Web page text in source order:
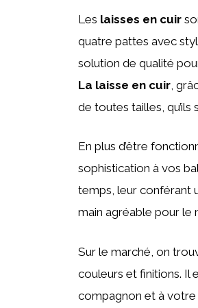
Les laisses en cuir
quatre pattes avec
solution de qualité
La laisse en cuir ,
de toutes tailles,
En plus d’être
sophistication à vos
temps, leur conférant
main agréable pour le
Sur le marché, on
couleurs et finitions. Il
compagnon et à votre